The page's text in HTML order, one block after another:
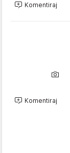
Komentiraj
Komentiraj